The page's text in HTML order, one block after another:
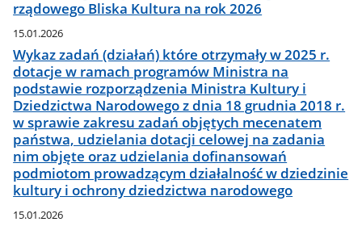
rządowego Bliska Kultura na rok 2026
15.01.2026
Wykaz zadań (działań) które otrzymały w 2025 r.
dotacje w ramach programów Ministra na
podstawie rozporządzenia Ministra Kultury i
Dziedzictwa Narodowego z dnia 18 grudnia 2018 r.
w sprawie zakresu zadań objętych mecenatem
państwa, udzielania dotacji celowej na zadania
nim objęte oraz udzielania dofinansowań
podmiotom prowadzącym działalność w dziedzinie
kultury i ochrony dziedzictwa narodowego
15.01.2026